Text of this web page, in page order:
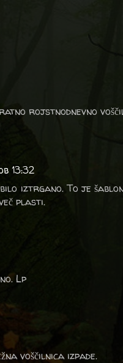
rojstnodnevno
13:32
iztrgano. To je
plasti.
Lp
voščilnica izpade.